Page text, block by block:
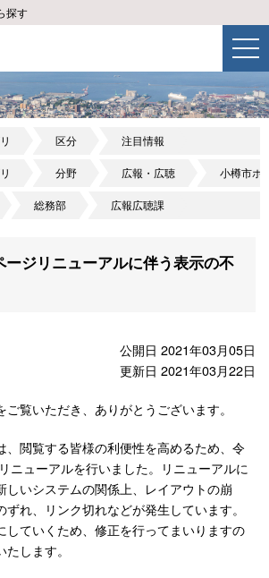
探す
区分 注目情報
分野 広報・広聴 小樽市ホ
総務部 広報広聴課
ージリニューアルに伴う表示の不
公開日 2021年03月05日
更新日 2021年03月22日
覧いただき、ありがとうございます。
、閲覧する皆様の利便性を高めるため、令
ニューアルを行いました。リニューアルに
しいシステムの関係上、レイアウトの崩
れ、リンク切れなどが発生しています。
していくため、修正を行ってまいりますの
します。